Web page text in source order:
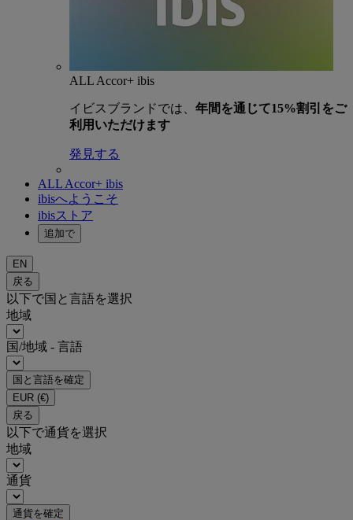
ALL Accor+ ibis
イビスブランドでは、 年間を通じて15%割引をご
利用いただけます
発見する
ALL Accor+ ibis
ibisへようこそ
ibisストア
追加で
EN
戻る
以下で国と言語を選択
地域
国/地域 - 言語
国と言語を確定
EUR (€)
戻る
以下で通貨を選択
地域
通貨
通貨を確定